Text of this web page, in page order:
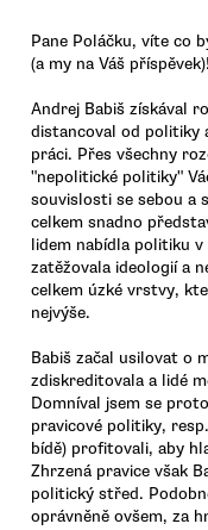
Pane Poláčku, víte co
(a my na Váš příspěvek)!
Andrej Babiš získával
distancoval od politiky
práci. Přes všechny
"nepolitické politiky"
souvislosti se sebou a
celkem snadno
lidem nabídla politiku
zatěžovala ideologií a
celkem úzké vrstvy,
nejvýše.
Babiš začal usilovat o
zdiskreditovala a lidé
Domníval jsem se
pravicové politiky,
bídě) profitovali, aby
Zhrzená pravice však
politický střed.
oprávněně ovšem, za